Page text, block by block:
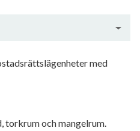
med
torkrum och mangelrum.